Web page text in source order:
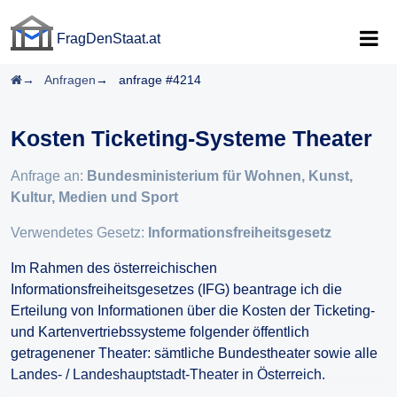
FragDenStaat.at
Startseite
Anfragen anfrage #4214
Kosten Ticketing-Systeme Theater
Anfrage an: Bundesministerium für Wohnen, Kunst,
Kultur, Medien und Sport
Verwendetes Gesetz: Informationsfreiheitsgesetz
Im Rahmen des österreichischen
Informationsfreiheitsgesetzes (IFG) beantrage ich die
Erteilung von Informationen über die Kosten der Ticketing-
und Kartenvertriebssysteme folgender öffentlich
getragenener Theater: sämtliche Bundestheater sowie alle
Landes- / Landeshauptstadt-Theater in Österreich.